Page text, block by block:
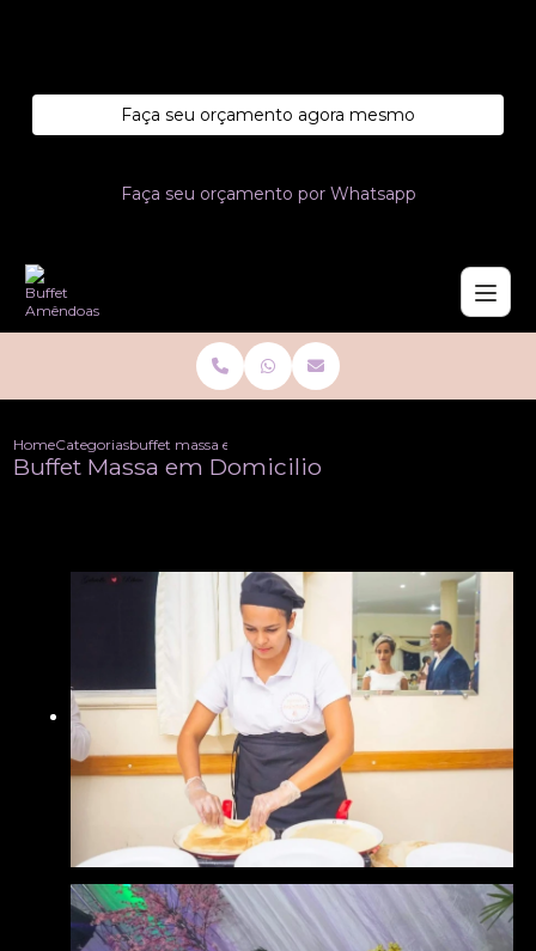
Faça seu orçamento agora mesmo
Faça seu orçamento por Whatsapp
HomeCategoriasbuffet massa em domicilio
Buffet Massa em Domicilio